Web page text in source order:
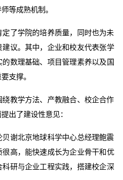
等成熟机制。
了学院的培养质量，同时也为未
议。其中，企业和校友代表张学
数理基础、项目管理素养以及国
支撑。
教学方法、产教融合、校企合作
出了建设性意见：
谢北京地球科学中心总经理鲍震
高，能快速成长为企业骨干和优
研与企业工程实践，搭建校企深